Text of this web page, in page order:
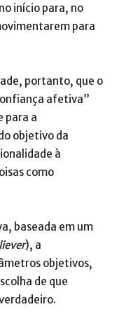
início para, no
para
portanto, que o
afetiva”
para a
objetivo da
à
como
baseada em um
), a
objetivos,
de que